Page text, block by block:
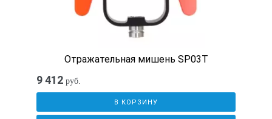
Отражательная мишень SP03T
9 412 руб.
В КОРЗИНУ